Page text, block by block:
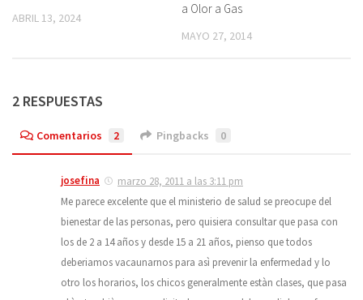
ABRIL 13, 2024
a Olor a Gas
MAYO 27, 2014
2 RESPUESTAS
Comentarios 2 Pingbacks 0
josefina
marzo 28, 2011 a las 3:11 pm
Me parece excelente que el ministerio de salud se preocupe del
bienestar de las personas, pero quisiera consultar que pasa con
los de 2 a 14 años y desde 15 a 21 años, pienso que todos
deberiamos vacaunarnos para asì prevenir la enfermedad y lo
otro los horarios, los chicos generalmente estàn clases, que pasa